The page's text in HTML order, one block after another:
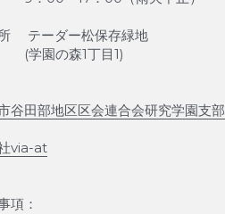
　テーダー松保存緑地
の森1丁目1)
谷田部地区区会連合会研究学園支部
via-at
項：​